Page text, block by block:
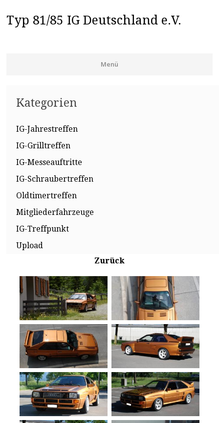
Typ 81/85 IG Deutschland e.V.
Menü
Kategorien
IG-Jahrestreffen
IG-Grilltreffen
IG-Messeauftritte
IG-Schraubertreffen
Oldtimertreffen
Mitgliederfahrzeuge
IG-Treffpunkt
Upload
Zurück